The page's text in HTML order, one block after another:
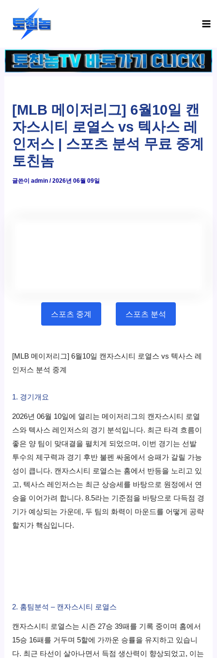
건
너
[MLB 메이저리그] 6월10일 캔
자스시티 로열스 vs 텍사스 레
인저스 | 스포츠 분석 무료 중계
토친놈
글쓴이admin/2026년 06월 09일
스포츠 중계 스포츠 분석
[MLB 메이저리그] 6월10일 캔자스시티 로열스 vs 텍사스 레
인저스 분석 중계
1. 경기개요
2026년 06월 10일에 열리는 메이저리그의 캔자스시티 로열
스와 텍사스 레인저스의 경기 분석입니다. 최근 타격 흐름이
좋은 양 팀이 맞대결을 펼치게 되었으며, 이번 경기는 선발
투수의 제구력과 경기 후반 불펜 싸움에서 승패가 갈릴 가능
성이 큽니다. 캔자스시티 로열스는 홈에서 반등을 노리고 있
고, 텍사스 레인저스는 최근 상승세를 바탕으로 원정에서 연
승을 이어가려 합니다. 8.5라는 기준점을 바탕으로 다득점 경
기가 예상되는 가운데, 두 팀의 화력이 마운드를 어떻게 공략
할지가 핵심입니다.
2. 홈팀분석 – 캔자스시티 로열스
캔자스시티 로열스는 시즌 27승 39패를 기록 중이며 홈에서
15승 16패를 거두며 5할에 가까운 승률을 유지하고 있습니
다. 최근 타선이 살아나면서 득점 생산력이 향상되었고, 이는